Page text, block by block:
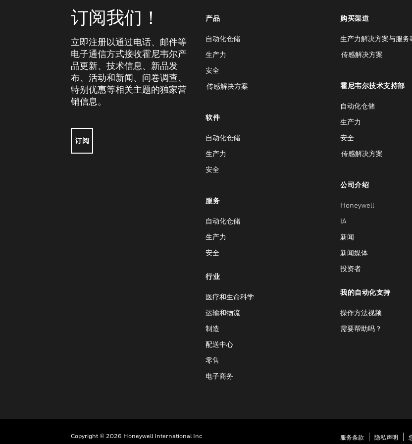
订阅我们！
立即注册以通过电话、邮件等
电子通信方式接收霍尼韦尔产
品更新、技术信息、新品发
布、活动和新闻、问卷调查、
特别优惠等相关主题的独家营
销信息。
订阅
产品
自动化仓储
生产力
安全
传感解决方案
软件
自动化仓储
生产力
安全
服务
自动化仓储
生产力
安全
行业
医疗和生命科学
运输和物流
制造
配送中心
零售
电子商务
购买渠道
生产力解决方案与服务
传感解决方案
霍尼韦尔技术支持部
自动化仓储
生产力
安全
传感解决方案
公司介绍
Honeywell
IA
新闻
新闻媒体
投资者
我的自动化支持
操作方法视频
需要帮助吗？
Copyright © 2026 Honeywell International Inc 服务条款 隐私声明